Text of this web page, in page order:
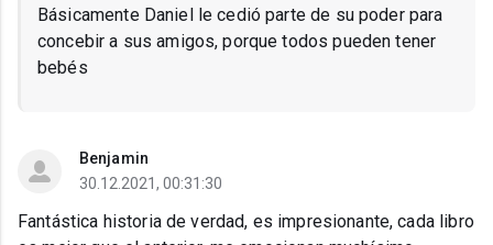
Básicamente Daniel le cedió parte de su poder para
concebir a sus amigos, porque todos pueden tener
bebés
Benjamin
30.12.2021, 00:31:30
Fantástica historia de verdad, es impresionante, cada libro